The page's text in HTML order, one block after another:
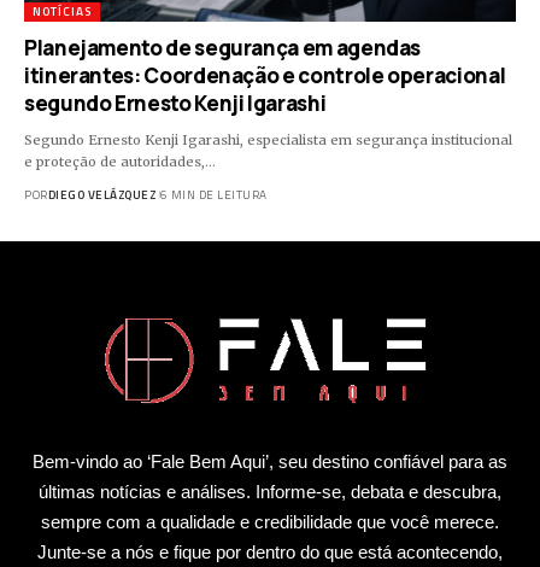
NOTÍCIAS
Planejamento de segurança em agendas
itinerantes: Coordenação e controle operacional
segundo Ernesto Kenji Igarashi
Segundo Ernesto Kenji Igarashi, especialista em segurança institucional
e proteção de autoridades,…
PORDIEGO VELÁZQUEZ 6 MIN DE LEITURA
Bem-vindo ao ‘Fale Bem Aqui’, seu destino confiável para as
últimas notícias e análises. Informe-se, debata e descubra,
sempre com a qualidade e credibilidade que você merece.
Junte-se a nós e fique por dentro do que está acontecendo,